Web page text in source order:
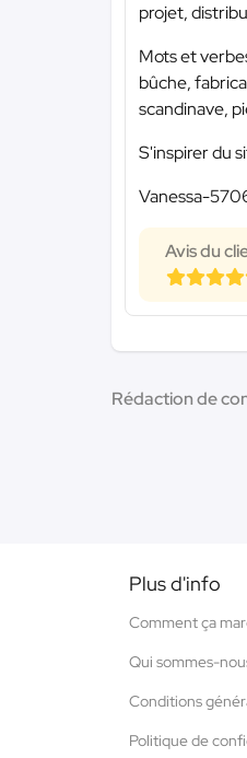
projet,
Mots et
bûche,
scandinave,
S'inspirer du
Vanessa-
Avis du
Rédaction de
Plus d'info
Comment ça
Qui sommes-
Conditions
Politique de